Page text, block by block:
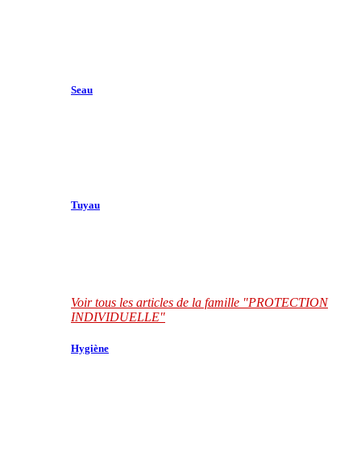
Seau
Tuyau
Voir tous les articles de la famille "PROTECTION
INDIVIDUELLE"
Hygiène